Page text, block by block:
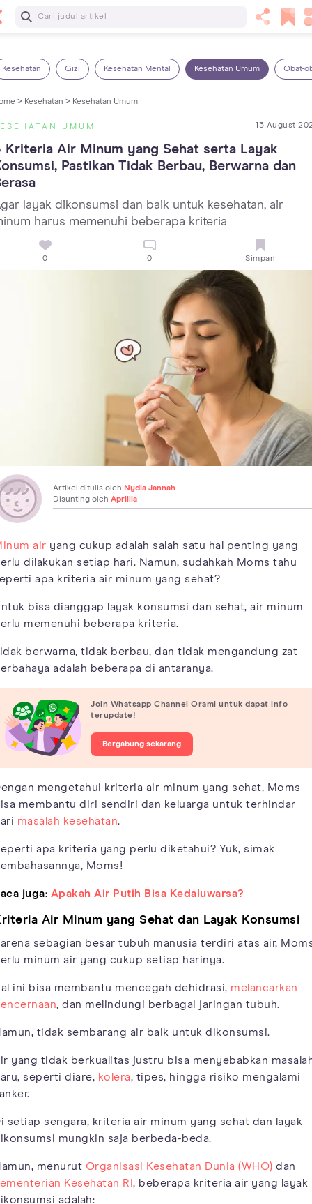
Baca Selanjutnya
Kesehatan Gizi Kesehatan Mental Kesehatan Umum Obat-
> Kesehatan > Kesehatan Umum
UMUM 13 August
Kriteria Air Minum yang Sehat serta Layak
Pastikan Tidak Berbau, Berwarna dan
layak dikonsumsi dan baik untuk kesehatan, air
harus memenuhi beberapa kriteria
0 0 Simpan
Artikel ditulis oleh Nydia Jannah
Disunting oleh Aprillia
air yang cukup adalah salah satu hal penting yang
dilakukan setiap hari. Namun, sudahkah Moms tahu
apa kriteria air minum yang sehat?
bisa dianggap layak konsumsi dan sehat, air minum
memenuhi beberapa kriteria.
berwarna, tidak berbau, dan tidak mengandung zat
adalah beberapa di antaranya.
Join Whatsapp Channel Orami untuk dapat info
terupdate!
Bergabung sekarang
mengetahui kriteria air minum yang sehat, Moms
membantu diri sendiri dan keluarga untuk terhindar
masalah kesehatan.
apa kriteria yang perlu diketahui? Yuk, simak
Moms!
juga: Apakah Air Putih Bisa Kedaluwarsa?
Air Minum yang Sehat dan Layak Konsumsi
sebagian besar tubuh manusia terdiri atas air,
minum air yang cukup setiap harinya.
ini bisa membantu mencegah dehidrasi, melancarkan
, dan melindungi berbagai jaringan tubuh.
tidak sembarang air baik untuk dikonsumsi.
yang tidak berkualitas justru bisa menyebabkan
seperti diare, kolera, tipes, hingga risiko mengalami
setiap sengara, kriteria air minum yang sehat dan layak
mungkin saja berbeda-beda.
menurut Organisasi Kesehatan Dunia (WHO) dan
Kesehatan RI , beberapa kriteria air yang layak
adalah: